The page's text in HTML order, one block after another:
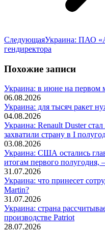
СледующаяСледующая
запись:
Украина: ПАО
гендиректора
Похожие записи
Украина: в июне на первом
06.08.2026
Украина: для тысяч ракет
04.08.2026
Украина: Renault Duster
захватили страну в I
03.08.2026
Украина: США остались
итогам первого полугодия,
31.07.2026
Украина: что принесет
Martin?
31.07.2026
Украина: страна
производстве Patriot
28.07.2026